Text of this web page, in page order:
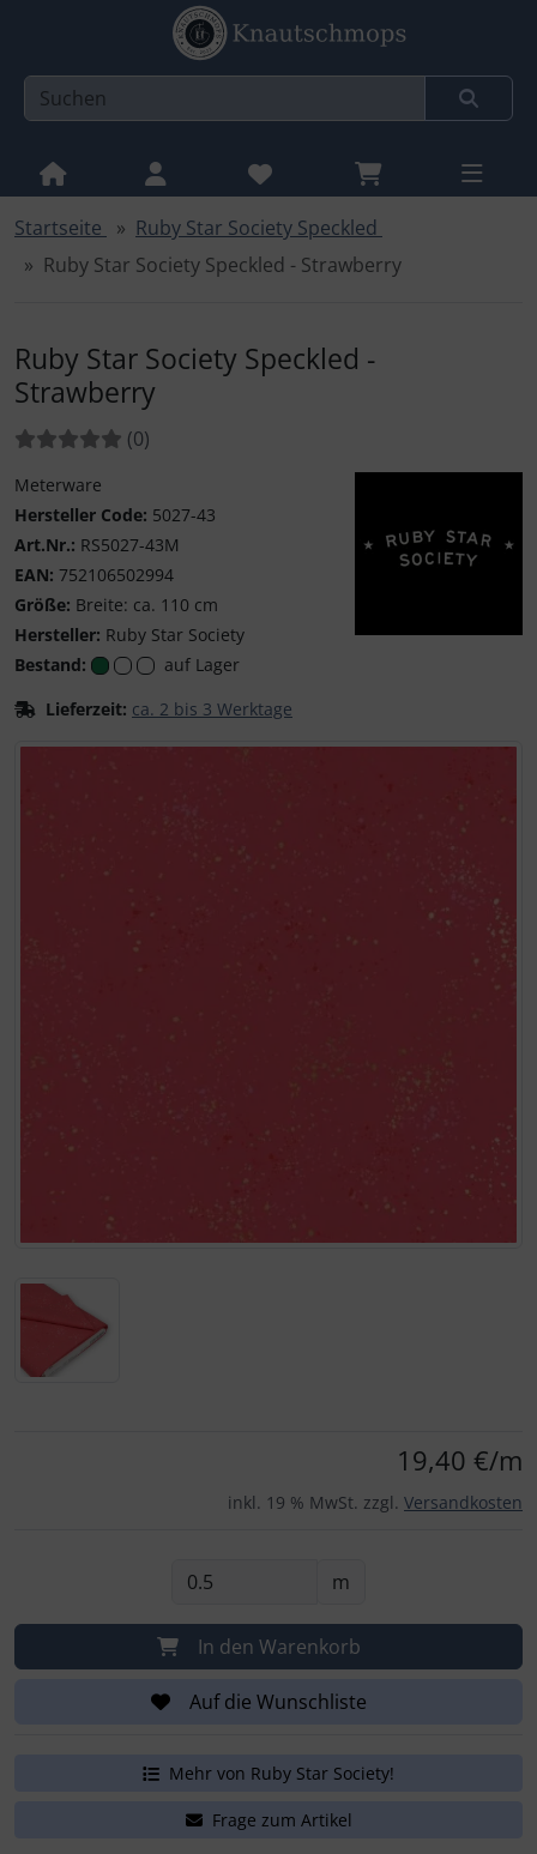
Sprungnavigation
Springe zur Navigation
Springe zum Inhalt
Springe zum Button für Einstellungen
Springe zu den allgemeinen Informationen
Startseite
Ruby Star Society Speckled
Ruby Star Society Speckled - Strawberry
Ruby Star Society Speckled -
Strawberry
Bewertungen:
(0Bewertungen
)
Meterware
Hersteller Code: 5027-43
Art.Nr.: RS5027-43M
EAN: 752106502994
Größe: Breite: ca. 110 cm
Hersteller: Ruby Star Society
Bestand:
auf Lager
Lieferzeit: ca. 2 bis 3 Werktage
19,40 €/m
inkl. 19 % MwSt. zzgl. Versandkosten
m
In den Warenkorb
Auf die Wunschliste
Mehr von Ruby Star Society!
Frage zum Artikel